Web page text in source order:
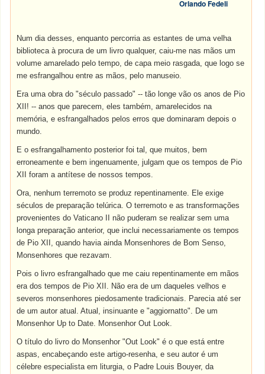
Orlando Fedeli
Num dia desses, enquanto percorria as estantes de uma velha
biblioteca à procura de um livro qualquer, caiu-me nas mãos um
volume amarelado pelo tempo, de capa meio rasgada, que logo se
me esfrangalhou entre as mãos, pelo manuseio.
Era uma obra do "século passado" -- tão longe vão os anos de Pio
XII! -- anos que parecem, eles também, amarelecidos na
memória, e esfrangalhados pelos erros que dominaram depois o
mundo.
E o esfrangalhamento posterior foi tal, que muitos, bem
erroneamente e bem ingenuamente, julgam que os tempos de Pio
XII foram a antítese de nossos tempos.
Ora, nenhum terremoto se produz repentinamente. Ele exige
séculos de preparação telúrica. O terremoto e as transformações
provenientes do Vaticano II não puderam se realizar sem uma
longa preparação anterior, que inclui necessariamente os tempos
de Pio XII, quando havia ainda Monsenhores de Bom Senso,
Monsenhores que rezavam.
Pois o livro esfrangalhado que me caiu repentinamente em mãos
era dos tempos de Pio XII. Não era de um daqueles velhos e
severos monsenhores piedosamente tradicionais. Parecia até ser
de um autor atual. Atual, insinuante e "aggiornatto". De um
Monsenhor Up to Date. Monsenhor Out Look.
O título do livro do Monsenhor "Out Look" é o que está entre
aspas, encabeçando este artigo-resenha, e seu autor é um
célebre especialista em liturgia, o Padre Louis Bouyer, da